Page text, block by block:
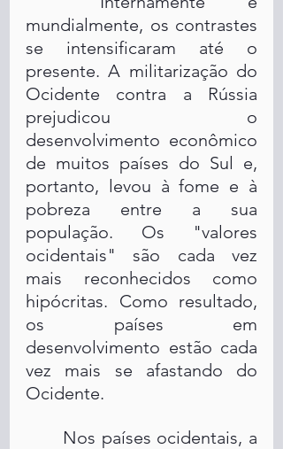
mundialmente, os contrastes
se intensificaram até o
presente. A militarização do
Ocidente contra a Rússia
prejudicou o
desenvolvimento econômico
de muitos países do Sul e,
portanto, levou à fome e à
pobreza entre a sua
população. Os "valores
ocidentais" são cada vez
mais reconhecidos como
hipócritas. Como resultado,
os países em
desenvolvimento estão cada
vez mais se afastando do
Ocidente.